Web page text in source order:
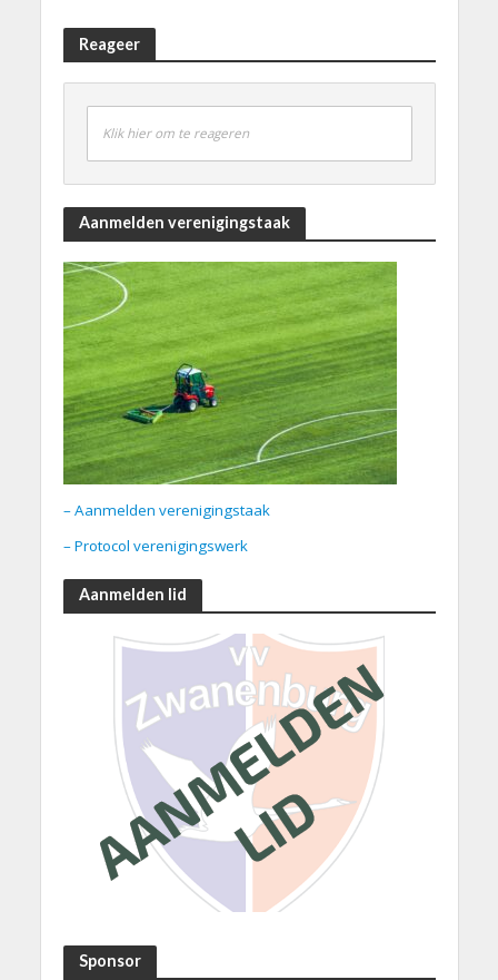
Reageer
Klik hier om te reageren
Aanmelden verenigingstaak
– Aanmelden verenigingstaak
– Protocol verenigingswerk
Aanmelden lid
Sponsor